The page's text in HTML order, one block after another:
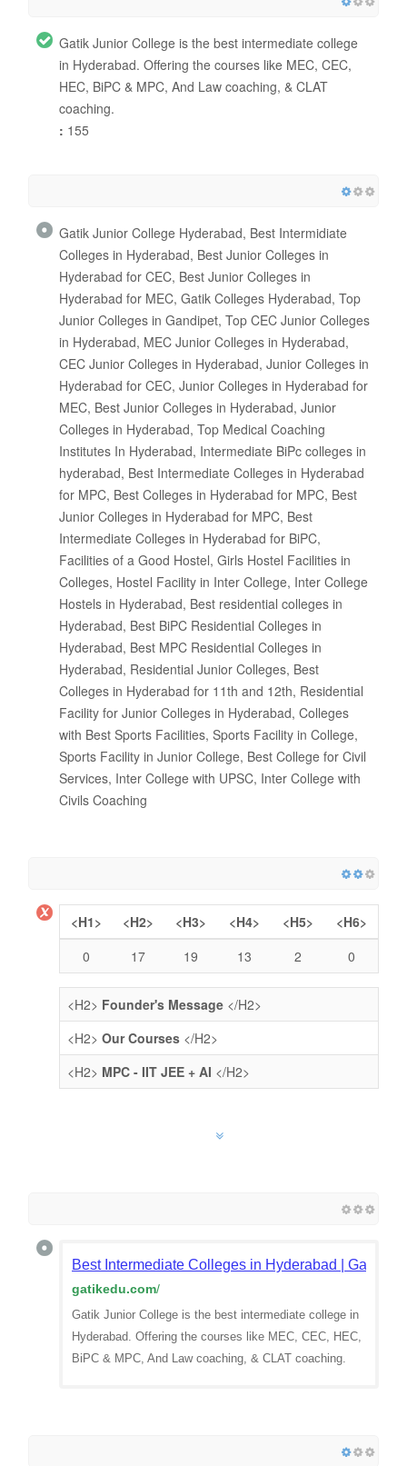
Gatik Junior College is the best intermediate college
in Hyderabad. Offering the courses like MEC, CEC,
HEC, BiPC & MPC, And Law coaching, & CLAT
coaching.
: 155
Gatik Junior College Hyderabad, Best Intermidiate
Colleges in Hyderabad, Best Junior Colleges in
Hyderabad for CEC, Best Junior Colleges in
Hyderabad for MEC, Gatik Colleges Hyderabad, Top
Junior Colleges in Gandipet, Top CEC Junior Colleges
in Hyderabad, MEC Junior Colleges in Hyderabad,
CEC Junior Colleges in Hyderabad, Junior Colleges in
Hyderabad for CEC, Junior Colleges in Hyderabad for
MEC, Best Junior Colleges in Hyderabad, Junior
Colleges in Hyderabad, Top Medical Coaching
Institutes In Hyderabad, Intermediate BiPc colleges in
hyderabad, Best Intermediate Colleges in Hyderabad
for MPC, Best Colleges in Hyderabad for MPC, Best
Junior Colleges in Hyderabad for MPC, Best
Intermediate Colleges in Hyderabad for BiPC,
Facilities of a Good Hostel, Girls Hostel Facilities in
Colleges, Hostel Facility in Inter College, Inter College
Hostels in Hyderabad, Best residential colleges in
Hyderabad, Best BiPC Residential Colleges in
Hyderabad, Best MPC Residential Colleges in
Hyderabad, Residential Junior Colleges, Best
Colleges in Hyderabad for 11th and 12th, Residential
Facility for Junior Colleges in Hyderabad, Colleges
with Best Sports Facilities, Sports Facility in College,
Sports Facility in Junior College, Best College for Civil
Services, Inter College with UPSC, Inter College with
Civils Coaching
<H1> <H2> <H3> <H4> <H5>
<H6>
0
17 19 13 2 0
<H2> Founder's Message </H2>
<H2> Our Courses </H2>
<H2> MPC - IIT JEE + AI </H2>
Best Intermediate Colleges in Hyderabad | Gatik
gatikedu.com/
Gatik Junior College is the best intermediate college in
Hyderabad. Offering the courses like MEC, CEC, HEC,
BiPC & MPC, And Law coaching, & CLAT coaching.